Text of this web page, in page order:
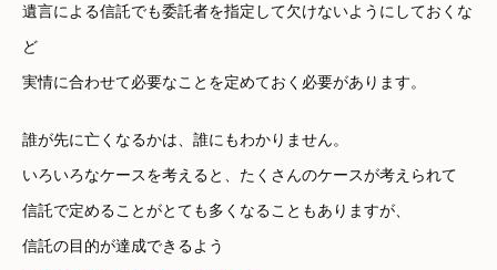
遺言による信託でも委託者を指定して欠けないようにしておくな
ど
実情に合わせて必要なことを定めておく必要があります。
誰が先に亡くなるかは、誰にもわかりません。
いろいろなケースを考えると、たくさんのケースが考えられて
信託で定めることがとても多くなることもありますが、
信託の目的が達成できるよう